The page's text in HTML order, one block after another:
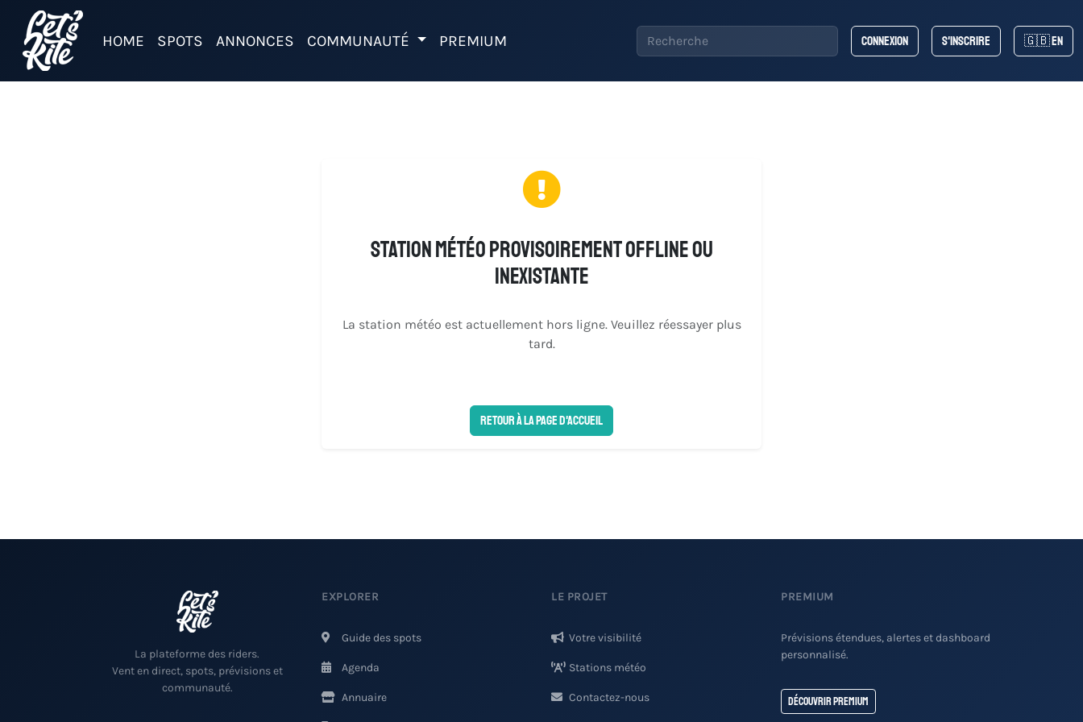
HOME SPOTS ANNONCES COMMUNAUTÉ PREMIUM Connexion S'inscrire 🇬🇧 EN
Station météo provisoirement offline ou
inexistante
La station météo est actuellement hors ligne. Veuillez réessayer plus
tard.
Retour à la page d'accueil
La plateforme des riders.
Vent en direct, spots, prévisions et
communauté.
EXPLORER
Guide des spots
Agenda
Annuaire
LE PROJET
Votre visibilité
Stations météo
Contactez-nous
PREMIUM
Prévisions étendues, alertes et dashboard
personnalisé.
Découvrir Premium